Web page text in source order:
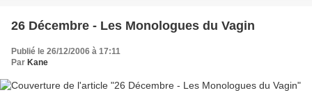
26 Décembre - Les Monologues du Vagin
Publié le 26/12/2006 à 17:11
Par Kane